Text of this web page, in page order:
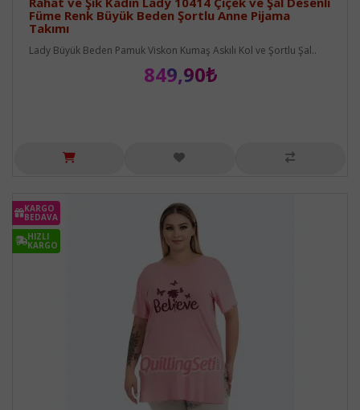
Füme Renk Büyük Beden Şortlu Anne Pijama
Takımı
Lady Büyük Beden Pamuk Viskon Kumaş Askılı Kol ve Şortlu Şal..
849,90₺
KARGO
BEDAVA
HIZLI
KARGO